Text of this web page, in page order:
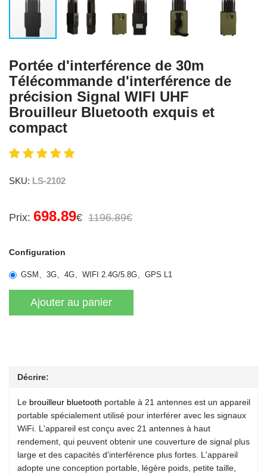
Portée d'interférence de 30m
Télécommande d'interférence de
précision Signal WIFI UHF
Brouilleur Bluetooth exquis et
compact
SKU: LS-2102
Prix: 698.89€ 1196.89€
Configuration
GSM、3G、4G、WIFI 2.4G/5.8G、GPS L1
Décrire:
Le brouilleur bluetooth portable à 21 antennes est un appareil
portable spécialement utilisé pour interférer avec les signaux
WiFi. L'appareil est conçu avec 21 antennes à haut
rendement, qui peuvent obtenir une couverture de signal plus
large et des capacités d'interférence plus fortes. L'appareil
adopte une conception portable, légère poids, petite taille,